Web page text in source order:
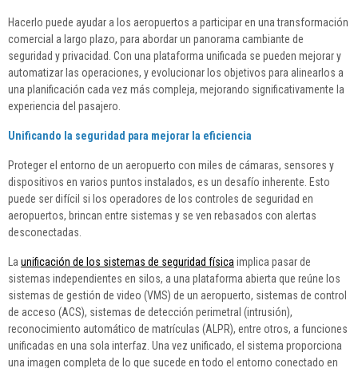
Hacerlo puede ayudar a los aeropuertos a participar en una transformación
comercial a largo plazo, para abordar un panorama cambiante de
seguridad y privacidad. Con una plataforma unificada se pueden mejorar y
automatizar las operaciones, y evolucionar los objetivos para alinearlos a
una planificación cada vez más compleja, mejorando significativamente la
experiencia del pasajero.
Unificando la seguridad para mejorar la eficiencia
Proteger el entorno de un aeropuerto con miles de cámaras, sensores y
dispositivos en varios puntos instalados, es un desafío inherente. Esto
puede ser difícil si los operadores de los controles de seguridad en
aeropuertos, brincan entre sistemas y se ven rebasados con alertas
desconectadas.
La unificación de los sistemas de seguridad física implica pasar de
sistemas independientes en silos, a una plataforma abierta que reúne los
sistemas de gestión de video (VMS) de un aeropuerto, sistemas de control
de acceso (ACS), sistemas de detección perimetral (intrusión),
reconocimiento automático de matrículas (ALPR), entre otros, a funciones
unificadas en una sola interfaz. Una vez unificado, el sistema proporciona
una imagen completa de lo que sucede en todo el entorno conectado en